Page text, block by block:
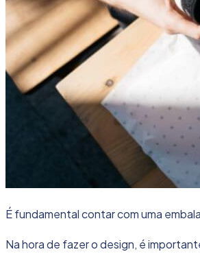
É fundamental contar com uma
Na hora de fazer o design, é